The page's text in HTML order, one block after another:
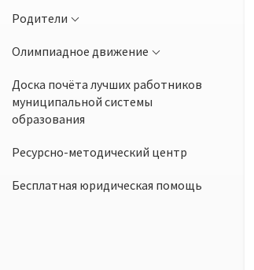
Родители
Олимпиадное движение
Доска почёта лучших работников
муниципальной системы
образования
Ресурсно-методический центр
Бесплатная юридическая помощь